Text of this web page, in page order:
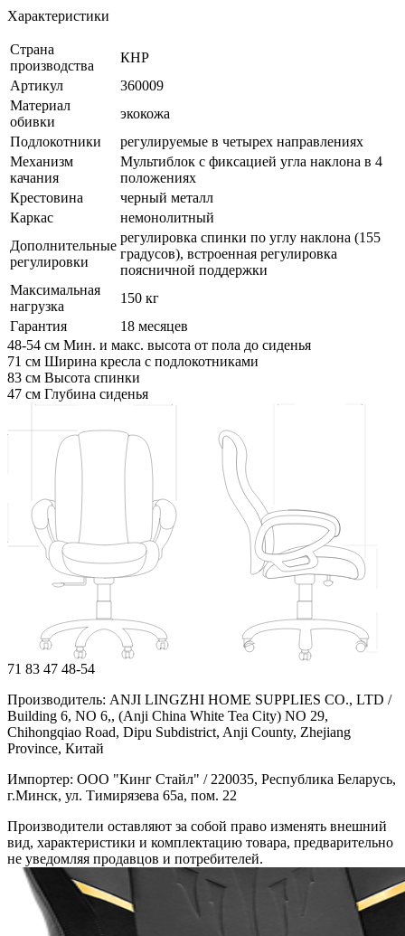
Характеристики
Страна
производства
КНР
Артикул
360009
Материал
обивки
экокожа
Подлокотники
регулируемые в четырех направлениях
Механизм
качания
Мультиблок с фиксацией угла наклона в 4
положениях
Крестовина
черный металл
Каркас
немонолитный
Дополнительные
регулировки
регулировка спинки по углу наклона (155
градусов), встроенная регулировка
поясничной поддержки
Максимальная
нагрузка
150 кг
Гарантия
18 месяцев
48-54 см Мин. и макс. высота от пола до сиденья
71 см Ширина кресла с подлокотниками
83 см Высота спинки
47 см Глубина сиденья
71 83 47 48-54
Производитель: ANJI LINGZHI HOME SUPPLIES CO., LTD /
Building 6, NO 6,, (Anji China White Tea City) NO 29,
Chihongqiao Road, Dipu Subdistrict, Anji County, Zhejiang
Province, Китай
Импортер: ООО "Кинг Стайл" / 220035, Республика Беларусь,
г.Минск, ул. Тимирязева 65а, пом. 22
Производители оставляют за собой право изменять внешний
вид, характеристики и комплектацию товара, предварительно
не уведомляя продавцов и потребителей.